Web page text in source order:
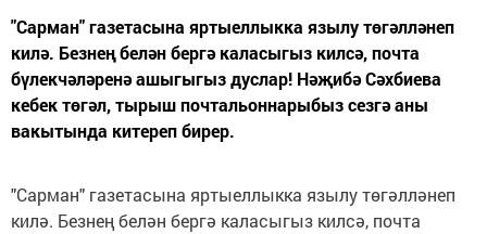
"Сарман" газетасына яртыеллыкка язылу төгәлләнеп
килә. Безнең белән бергә каласыгыз килсә, почта
бүлекчәләренә ашыгыгыз дуслар! Нәҗибә Сәхбиева
кебек төгәл, тырыш почтальоннарыбыз сезгә аны
вакытында китереп бирер.
"Сарман" газетасына яртыеллыкка язылу төгәлләнеп
килә. Безнең белән бергә каласыгыз килсә, почта